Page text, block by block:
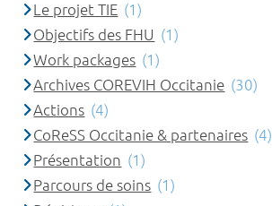
Le projet TIE (1)
Objectifs des FHU (1)
Work packages (1)
Archives COREVIH Occitanie (30)
Actions (4)
CoReSS Occitanie & partenaires (4)
Présentation (1)
Parcours de soins (1)